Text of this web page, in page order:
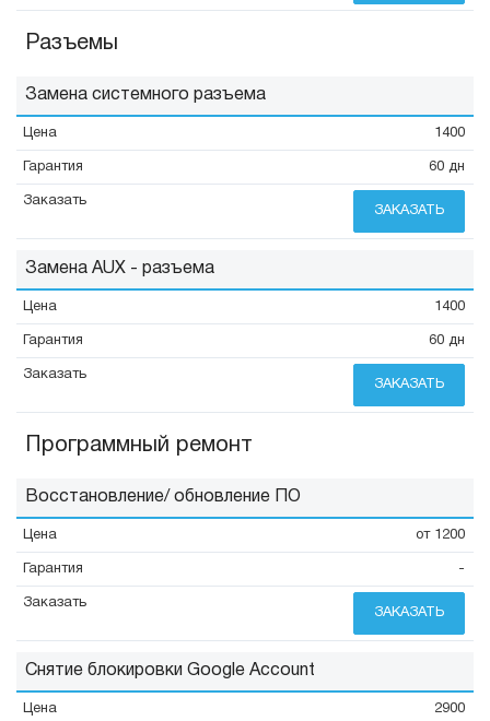
Разъемы
Замена системного разъема
1400
60 дн
ЗАКАЗАТЬ
Замена AUX - разъема
1400
60 дн
ЗАКАЗАТЬ
Программный ремонт
Восстановление/ обновление ПО
от 1200
-
ЗАКАЗАТЬ
Снятие блокировки Google Account
2900